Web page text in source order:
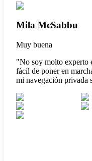
Mila McSabbu
Muy buena
"No soy molto experto
fácil de poner en
mi navegación privada